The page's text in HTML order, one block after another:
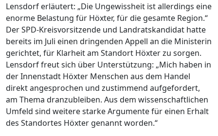
Lensdorf erläutert: „Die Ungewissheit ist allerdings eine
enorme Belastung für Höxter, für die gesamte Region.“
Der SPD-Kreisvorsitzende und Landratskandidat hatte
bereits im Juli einen dringenden Appell an die Ministerin
gerichtet, für Klarheit am Standort Höxter zu sorgen.
Lensdorf freut sich über Unterstützung: „Mich haben in
der Innenstadt Höxter Menschen aus dem Handel
direkt angesprochen und zustimmend aufgefordert,
am Thema dranzubleiben. Aus dem wissenschaftlichen
Umfeld sind weitere starke Argumente für einen Erhalt
des Standortes Höxter genannt worden.“